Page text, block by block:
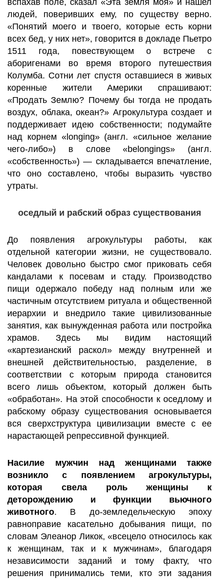
вспахав поле, сказал «Эта земля моя» и нашел
людей, поверивших ему, по существу верно.
«Понятий моего и твоего, которые есть корни
всех бед, у них нет», говорится в докладе Пьетро
1511 года, повествующем о встрече с
аборигенами во время второго путешествия
Колумба. Сотни лет спустя оставшиеся в живых
коренные жители Америки спрашивают:
«Продать Землю? Почему бы тогда не продать
воздух, облака, океан?» Агрокультура создает и
поддерживает идею собственности; подумайте
над корнем «longing» (англ. «сильное желание
чего-либо») в слове «belongings» (англ.
«собственность») — складывается впечатление,
что оно составлено, чтобы выразить чувство
утраты.
оседлый и рабский образ существования
До появления агрокультуры работы, как
отдельной категории жизни, не существовало.
Человек довольно быстро смог приковать себя
кандалами к посевам и стаду. Производство
пищи одержало победу над полным или же
частичным отсутствием ритуала и общественной
иерархии и внедрило такие цивилизованные
занятия, как вынужденная работа или постройка
храмов. Здесь мы видим настоящий
«картезианский раскол» между внутренней и
внешней действительностью, разделение, в
соответствии с которым природа становится
всего лишь объектом, который должен быть
«обработан». На этой способности к оседлому и
рабскому образу существования основывается
вся сверхструктура цивилизации вместе с ее
нарастающей репрессивной функцией.
Насилие мужчин над женщинами также
возникло с появлением агрокультуры,
которая свела роль женщины к
деторождению и функции вьючного
животного. В до-земледельческую эпоху
равноправие касательно добывания пищи, по
словам Элеанор Ликок, «всецело относилось как
к женщинам, так и к мужчинам», благодаря
независимости заданий и тому факту, что
решения принимались теми, кто эти задания